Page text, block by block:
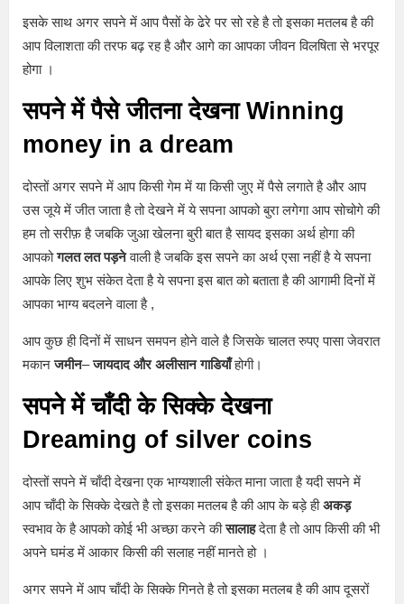
इसके साथ अगर सपने में आप पैसों के ढेरे पर सो रहे है तो इसका मतलब है की
आप विलाशता की तरफ बढ़ रह है और आगे का आपका जीवन विलषिता से भरपूर
होगा ।
सपने में पैसे जीतना देखना Winning
money in a dream
दोस्तों अगर सपने में आप किसी गेम में या किसी जुए में पैसे लगाते है और आप
उस जूये में जीत जाता है तो देखने में ये सपना आपको बुरा लगेगा आप सोचोगे की
हम तो सरीफ़ है जबकि जुआ खेलना बुरी बात है सायद इसका अर्थ होगा की
आपकोगलत लत पड़नेवाली है जबकि इस सपने का अर्थ एसा नहीं है ये सपना
आपके लिए शुभ संकेत देता है ये सपना इस बात को बताता है की आगामी दिनों में
आपका भाग्य बदलने वाला है ,
आप कुछ ही दिनों में साधन समपन होने वाले है जिसके चालत रुपए पासा जेवरात
मकानजमीन–जायदाद और अलीसान गाडियाँहोगी।
सपने में चाँदी के सिक्के देखना
Dreaming of silver coins
दोस्तों सपने में चाँदी देखना एक भाग्यशाली संकेत माना जाता है यदी सपने में
आप चाँदी के सिक्के देखते है तो इसका मतलब है की आप के बड़े हीअकड़
स्वभाव के है आपको कोई भी अच्छा करने कीसालाहदेता है तो आप किसी की भी
अपने घमंड में आकार किसी की सलाह नहीं मानते हो ।
अगर सपने में आप चाँदी के सिक्के गिनते है तो इसका मतलब है की आप दूसरों